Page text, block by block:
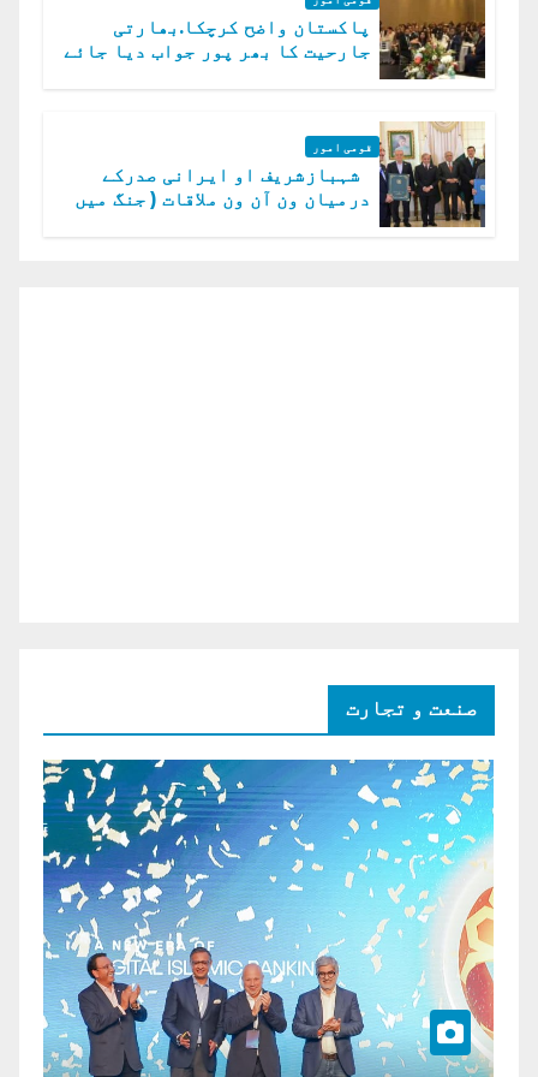
پاکستان واضح کرچکا.بھارتی
جارحیت کا بھر پور جواب دیا جائے
قومی امور
شہبازشریف او ایرانی صدرکے
درمیان ون آن ون ملاقات ( جنگ میں
صنعت و تجارت